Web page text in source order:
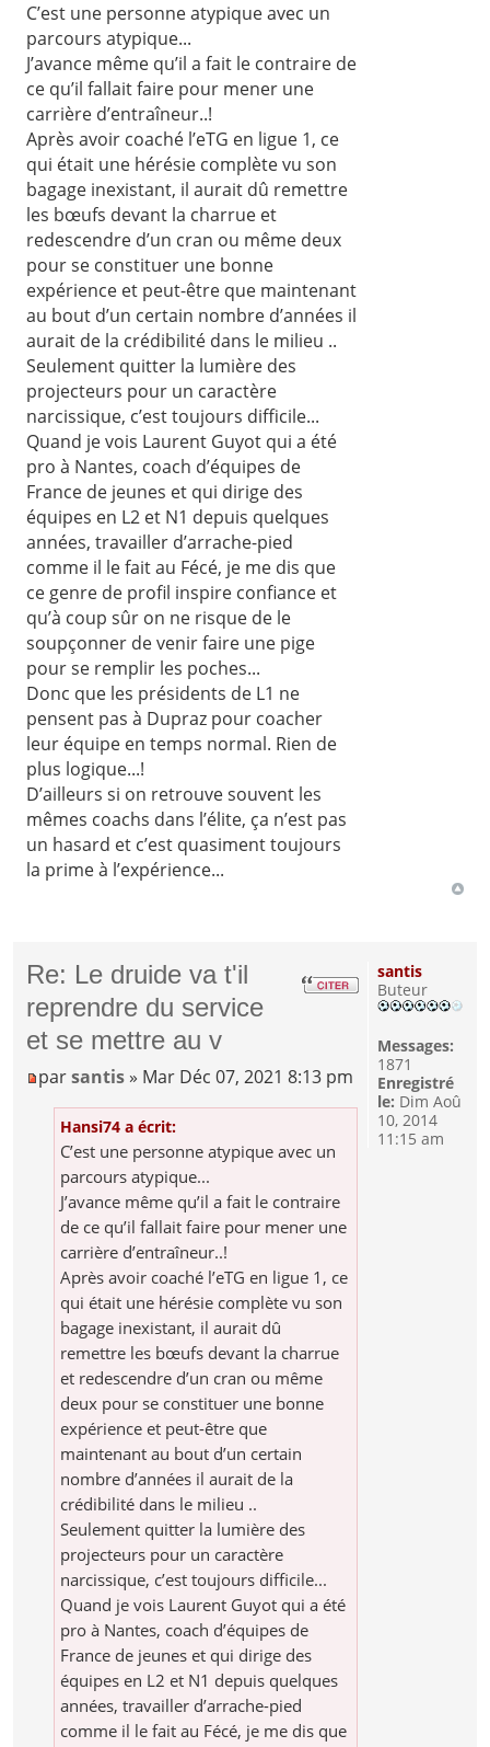
C’est une personne atypique avec un
parcours atypique...
J’avance même qu’il a fait le contraire de
ce qu’il fallait faire pour mener une
carrière d’entraîneur..!
Après avoir coaché l’eTG en ligue 1, ce
qui était une hérésie complète vu son
bagage inexistant, il aurait dû remettre
les bœufs devant la charrue et
redescendre d’un cran ou même deux
pour se constituer une bonne
expérience et peut-être que maintenant
au bout d’un certain nombre d’années il
aurait de la crédibilité dans le milieu ..
Seulement quitter la lumière des
projecteurs pour un caractère
narcissique, c’est toujours difficile...
Quand je vois Laurent Guyot qui a été
pro à Nantes, coach d’équipes de
France de jeunes et qui dirige des
équipes en L2 et N1 depuis quelques
années, travailler d’arrache-pied
comme il le fait au Fécé, je me dis que
ce genre de profil inspire confiance et
qu’à coup sûr on ne risque de le
soupçonner de venir faire une pige
pour se remplir les poches...
Donc que les présidents de L1 ne
pensent pas à Dupraz pour coacher
leur équipe en temps normal. Rien de
plus logique...!
D’ailleurs si on retrouve souvent les
mêmes coachs dans l’élite, ça n’est pas
un hasard et c’est quasiment toujours
la prime à l’expérience...
Re: Le druide va t'il
reprendre du service
et se mettre au v
parsantis » Mar Déc 07, 2021 8:13 pm
Hansi74 a écrit:
C’est une personne atypique avec un
parcours atypique...
J’avance même qu’il a fait le contraire
de ce qu’il fallait faire pour mener une
carrière d’entraîneur..!
Après avoir coaché l’eTG en ligue 1, ce
qui était une hérésie complète vu son
bagage inexistant, il aurait dû
remettre les bœufs devant la charrue
et redescendre d’un cran ou même
deux pour se constituer une bonne
expérience et peut-être que
maintenant au bout d’un certain
nombre d’années il aurait de la
crédibilité dans le milieu ..
Seulement quitter la lumière des
projecteurs pour un caractère
narcissique, c’est toujours difficile...
Quand je vois Laurent Guyot qui a été
pro à Nantes, coach d’équipes de
France de jeunes et qui dirige des
équipes en L2 et N1 depuis quelques
années, travailler d’arrache-pied
comme il le fait au Fécé, je me dis que
santis
Buteur
Messages:
1871
Enregistré
le: Dim Aoû
10, 2014
11:15 am